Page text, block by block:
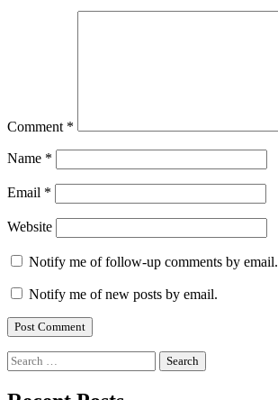
Comment *
Name *
Email *
Website
Notify me of follow-up comments by email.
Notify me of new posts by email.
Search
for: